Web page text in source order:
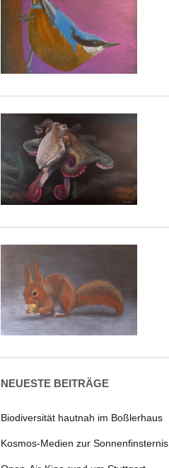
NEUESTE BEITRÄGE
Biodiversität hautnah im Boßlerhaus
Kosmos-Medien zur Sonnenfinsternis